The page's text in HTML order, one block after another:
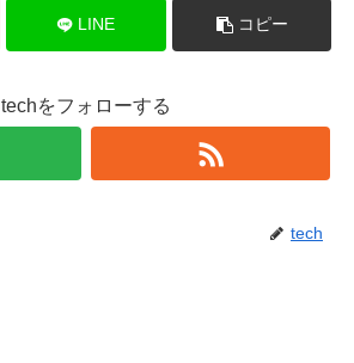
LINE コピー
techをフォローする
tech